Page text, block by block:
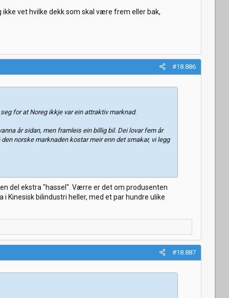
vet hvilke dekk som skal være frem eller bak,
#18.886
for at Noreg ikkje var ein attraktiv marknad.
år sidan, men framleis ein billig bil. Dei lovar fem år
norske marknaden kostar meir enn det smakar, vi legg
del ekstra "hassel". Værre er det om produsenten
Kinesisk bilindustri heller, med et par hundre ulike
#18.887